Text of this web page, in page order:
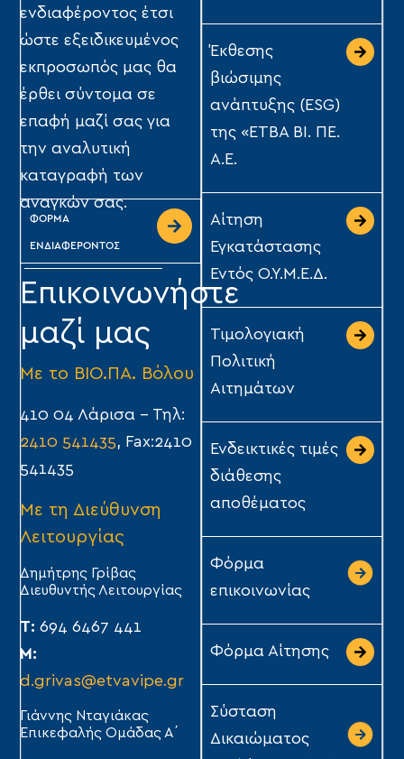
ενδιαφέροντος έτσι
ώστε εξειδικευμένος
εκπροσωπός μας θα
έρθει σύντομα σε
επαφή μαζί σας για
την αναλυτική
καταγραφή των
αναγκών σας.
ΦΟΡΜΑ
ΕΝΔΙΑΦΕΡΟΝΤΟΣ
Επικοινωνήστε
μαζί μας
Με το ΒΙΟ.ΠΑ. Βόλου
410 04 Λάρισα – Τηλ:
2410 541435, Fax:2410
541435
Με τη Διεύθυνση
Λειτουργίας
Δημήτρης Γρίβας
Διευθυντής Λειτουργίας
Τ: 694 6467 441
Μ:
d.grivas@etvavipe.gr
Γιάννης Νταγιάκας
Επικεφαλής Ομάδας Α΄
Έκθεσης
βιώσιμης
ανάπτυξης (ESG)
της «ΕΤΒΑ ΒΙ. ΠΕ.
Α.Ε.
Αίτηση
Εγκατάστασης
Εντός Ο.Υ.Μ.Ε.Δ.
Τιμολογιακή
Πολιτική
Αιτημάτων
Ενδεικτικές τιμές
διάθεσης
αποθέματος
Φόρμα
επικοινωνίας
Φόρμα Αίτησης
Σύσταση
Δικαιώματος